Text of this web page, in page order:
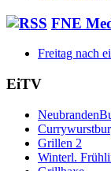
FNE
Freitag nach
EiTV
Grillen 2
Winterl.